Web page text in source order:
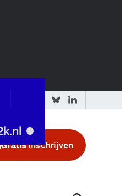
Gratisinschrijven